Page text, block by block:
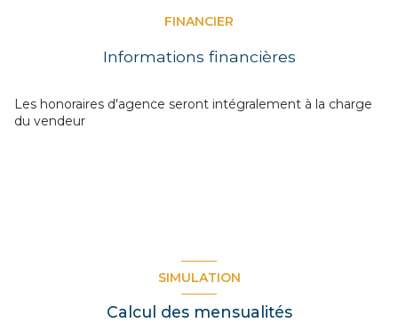
séjour
FINANCIER
Informations financières
Les honoraires d'agence seront intégralement à la charge
du vendeur
SIMULATION
Calcul des mensualités